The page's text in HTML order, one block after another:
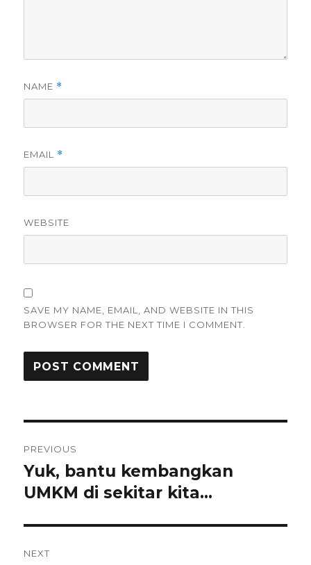
NAME *
EMAIL *
WEBSITE
SAVE MY NAME, EMAIL, AND WEBSITE IN THIS
BROWSER FOR THE NEXT TIME I COMMENT.
navigation
PREVIOUS
Previous
post:
Yuk, bantu kembangkan
UMKM di sekitar kita…
NEXT